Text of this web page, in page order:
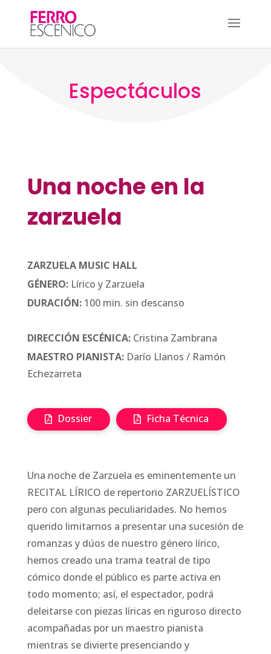
Espectáculos
Una noche en la
zarzuela
ZARZUELA MUSIC HALL
GÉNERO:Lírico y Zarzuela
DURACIÓN:100 min. sin descanso
DIRECCIÓN ESCÉNICA:Cristina Zambrana
MAESTRO PIANISTA:Darío Llanos / Ramón
Echezarreta
Dossier Ficha Técnica
Una noche de Zarzuela es eminentemente un
RECITAL LÍRICO de repertorio ZARZUELÍSTICO
pero con algunas peculiaridades. No hemos
querido limitarnos a presentar una sucesión de
romanzas y dúos de nuestro género lírico,
hemos creado una trama teatral de tipo
cómico donde el público es parte activa en
todo momento; así, el espectador, podrá
deleitarse con piezas líricas en riguroso directo
acompañadas por un maestro pianista
mientras se divierte presenciando y